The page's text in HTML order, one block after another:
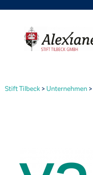
Stift Tilbeck > Unternehmen >